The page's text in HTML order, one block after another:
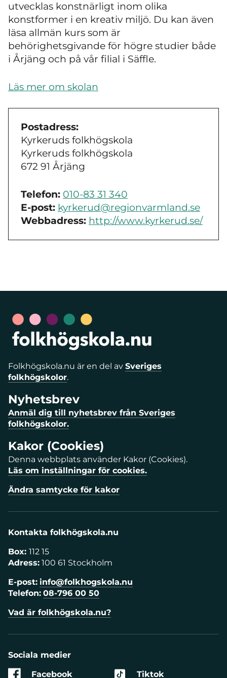
utvecklas konstnärligt inom olika
konstformer i en kreativ miljö. Du kan även
läsa allmän kurs som är
behörighetsgivande för högre studier både
i Årjäng och på vår filial i Säffle.
Läs mer om skolan
Postadress:
Kyrkeruds folkhögskola
Kyrkeruds folkhögskola
672 91 Årjäng
Telefon: 010-83 31 340
E-post: kyrkerud@regionvarmland.se
Webbadress: http://www.kyrkerud.se/
Folkhögskola.nu är en del av Sveriges
folkhögskolor.
Nyhetsbrev
Anmäl dig till nyhetsbrev från Sveriges
folkhögskolor.
Kakor (Cookies)
Denna webbplats använder Kakor (Cookies).
Läs om inställningar för cookies.
Ändra samtycke för kakor
Kontakta folkhögskola.nu
Box: 112 15
Adress: 100 61 Stockholm
E-post: info@folkhogskola.nu
Telefon: 08-796 00 50
Vad är folkhögskola.nu?
Sociala medier
Facebook
Tiktok